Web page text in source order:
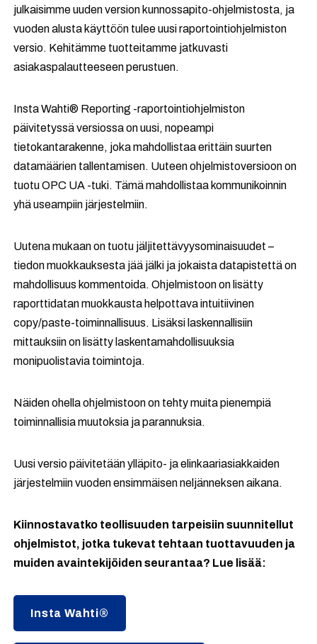
julkaisimme uuden version kunnossapito-ohjelmistosta, ja
vuoden alusta käyttöön tulee uusi raportointiohjelmiston
versio. Kehitämme tuotteitamme jatkuvasti
asiakaspalautteeseen perustuen.
Insta Wahti® Reporting -raportointiohjelmiston
päivitetyssä versiossa on uusi, nopeampi
tietokantarakenne, joka mahdollistaa erittäin suurten
datamäärien tallentamisen. Uuteen ohjelmistoversioon on
tuotu OPC UA -tuki. Tämä mahdollistaa kommunikoinnin
yhä useampiin järjestelmiin.
Uutena mukaan on tuotu jäljitettävyysominaisuudet –
tiedon muokkauksesta jää jälki ja jokaista datapistettä on
mahdollisuus kommentoida. Ohjelmistoon on lisätty
raporttidatan muokkausta helpottava intuitiivinen
copy/paste-toiminnallisuus. Lisäksi laskennallisiin
mittauksiin on lisätty laskentamahdollisuuksia
monipuolistavia toimintoja.
Näiden ohella ohjelmistoon on tehty muita pienempiä
toiminnallisia muutoksia ja parannuksia.
Uusi versio päivitetään ylläpito- ja elinkaariasiakkaiden
järjestelmiin vuoden ensimmäisen neljänneksen aikana.
Kiinnostavatko teollisuuden tarpeisiin suunnitellut
ohjelmistot, jotka tukevat tehtaan tuottavuuden ja
muiden avaintekijöiden seurantaa? Lue lisää:
Insta Wahti®